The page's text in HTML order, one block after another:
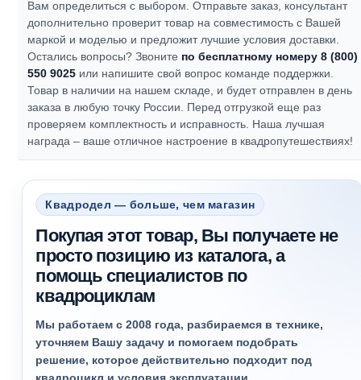
Вам определиться с выбором.Отправьте заказ, консультант
дополнительно проверит товар на совместимость с Вашей
маркой и моделью и предложит лучшие условия доставки.
Остались вопросы? Звоните по бесплатному номеру 8 (800)
550 9025 или напишите свой вопрос команде поддержки.
Товар в наличии на нашем складе, и будет отправлен в день
заказа в любую точку России. Перед отгрузкой еще раз
проверяем комплектность и исправность. Наша лучшая
награда – ваше отличное настроение в квадропутешествиях!
Квадродел — больше, чем магазин
Покупая этот товар, Вы получаете не
просто позицию из каталога, а
помощь специалистов по
квадроциклам
Мы работаем с 2008 года, разбираемся в технике,
уточняем Вашу задачу и помогаем подобрать
решение, которое действительно подходит под